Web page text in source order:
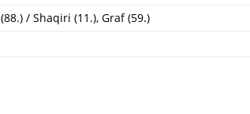
/ Shaqiri (11.), Graf (59.)